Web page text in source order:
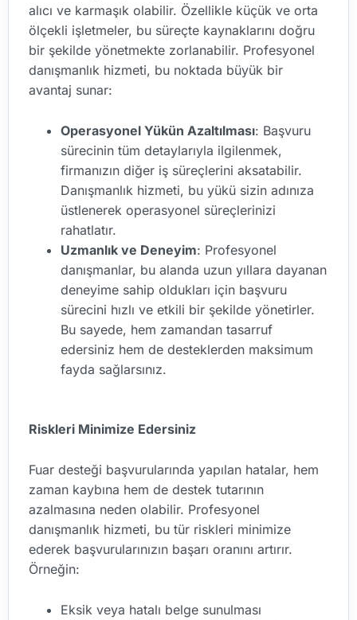
alıcı ve karmaşık olabilir. Özellikle küçük ve orta
ölçekli işletmeler, bu süreçte kaynaklarını doğru
bir şekilde yönetmekte zorlanabilir. Profesyonel
danışmanlık hizmeti, bu noktada büyük bir
avantaj sunar:
Operasyonel Yükün Azaltılması: Başvuru
sürecinin tüm detaylarıyla ilgilenmek,
firmanızın diğer iş süreçlerini aksatabilir.
Danışmanlık hizmeti, bu yükü sizin adınıza
üstlenerek operasyonel süreçlerinizi
rahatlatır.
Uzmanlık ve Deneyim: Profesyonel
danışmanlar, bu alanda uzun yıllara dayanan
deneyime sahip oldukları için başvuru
sürecini hızlı ve etkili bir şekilde yönetirler.
Bu sayede, hem zamandan tasarruf
edersiniz hem de desteklerden maksimum
fayda sağlarsınız.
Riskleri Minimize Edersiniz
Fuar desteği başvurularında yapılan hatalar, hem
zaman kaybına hem de destek tutarının
azalmasına neden olabilir. Profesyonel
danışmanlık hizmeti, bu tür riskleri minimize
ederek başvurularınızın başarı oranını artırır.
Örneğin:
Eksik veya hatalı belge sunulması